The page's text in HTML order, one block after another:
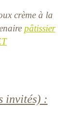
crème à la
pâtissier
invités) :